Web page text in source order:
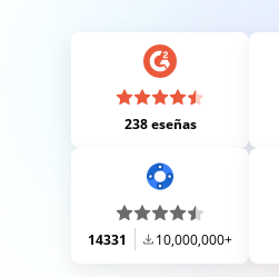
238 eseñas
14331 10,000,000+